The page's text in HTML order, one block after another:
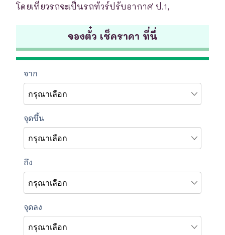
โดยเที่ยวรถจะเป็นรถทัวร์ปรับอากาศ ป.1,
จองตั๋ว เช็คราคา ที่นี่